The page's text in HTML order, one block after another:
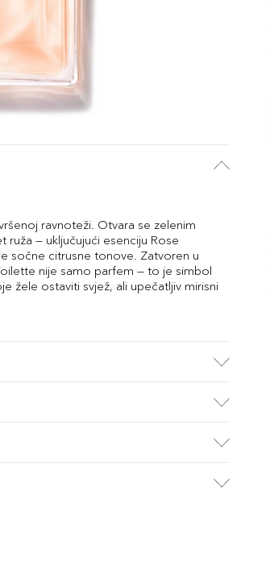
ravnoteži. Otvara se zelenim
ruža — uključujući esenciju Rose
sočne citrusne tonove. Zatvoren u
nije samo parfem — to je simbol
žele ostaviti svjež, ali upečatljiv mirisni